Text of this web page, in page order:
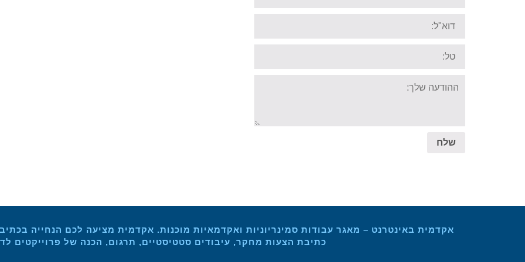
message:
שלח
אקדמית באינטרנט – מאגר עבודות סמינריוניות ואקדמאיות מוכנות. אקדמית מציעה לכם הנחייה
כתיבת הצעות מחקר, עיבודים סטטיסטיים, תרגום, הכנה של פרוייקטים